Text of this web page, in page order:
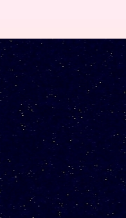
Zurück zum Seiteninhalt